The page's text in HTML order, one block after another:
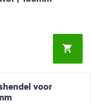
voor